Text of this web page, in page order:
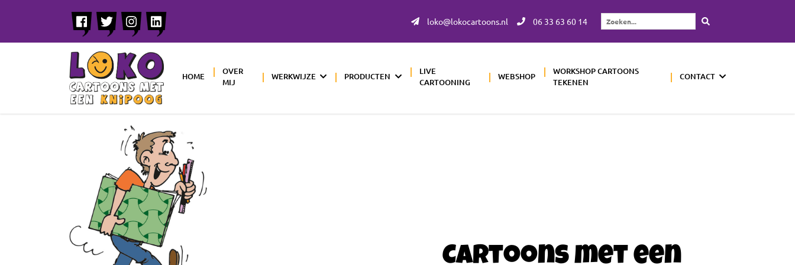
loko@lokocartoons.nl 06 33 63 60 14
Zoeken...
HOME
OVER
MIJ
WERKWIJZE PRODUCTEN
LIVE
CARTOONING
WEBSHOP
WORKSHOP CARTOONS
TEKENEN
CONTACT
Cartoons met een